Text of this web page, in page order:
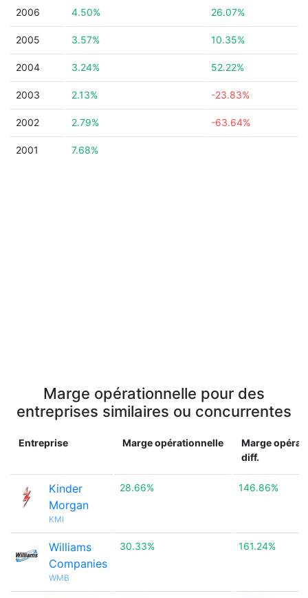
2006 4.50% 26.07%
2005 3.57% 10.35%
2004 3.24% 52.22%
2003 2.13% -23.83%
2002 2.79% -63.64%
2001 7.68%
Marge opérationnelle pour des
entreprises similaires ou concurrentes
Entreprise Marge opérationnelle
Marge
diff.
Kinder
Morgan
KMI
28.66% 146.86%
Williams
Companies
WMB
30.33% 161.24%